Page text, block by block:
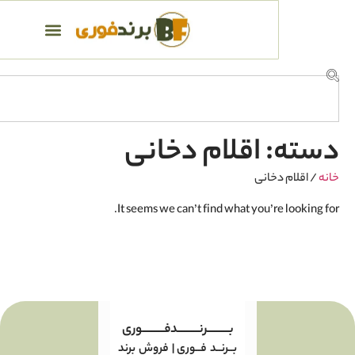
دخانی
It seems we can’t find what
بـــــــــرنـــــــــدفـــــــــوری
بــرنــد فــوری | فروش برند